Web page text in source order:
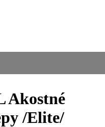
Akostné
/Elite/